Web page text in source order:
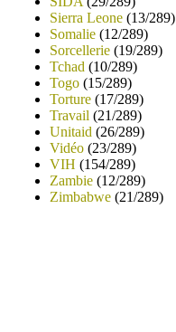
Sierra Leone (13/289)
Somalie (12/289)
Sorcellerie (19/289)
Tchad (10/289)
Togo (15/289)
Torture (17/289)
Travail (21/289)
Unitaid (26/289)
Vidéo (23/289)
VIH (154/289)
Zambie (12/289)
Zimbabwe (21/289)